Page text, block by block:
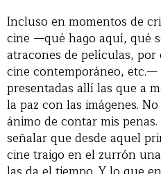
Incluso en momentos de
cine —qué hago aquí, qué
atracones de películas,
cine contemporáneo,
presentadas allí las que a
la paz con las imágenes.
ánimo de contar mis
señalar que desde aquel
cine traigo en el zurrón